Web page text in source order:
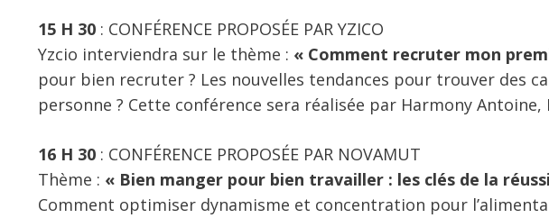
15 H 30 : CONFÉRENCE PROPOSÉE PAR YZICO
Yzcio interviendra sur le thème : « Comment recruter mon
pour bien recruter ? Les nouvelles tendances pour trouver des
personne ? Cette conférence sera réalisée par Harmony Antoine,
16 H 30 : CONFÉRENCE PROPOSÉE PAR NOVAMUT
Thème : « Bien manger pour bien travailler : les clés de la
Comment optimiser dynamisme et concentration pour